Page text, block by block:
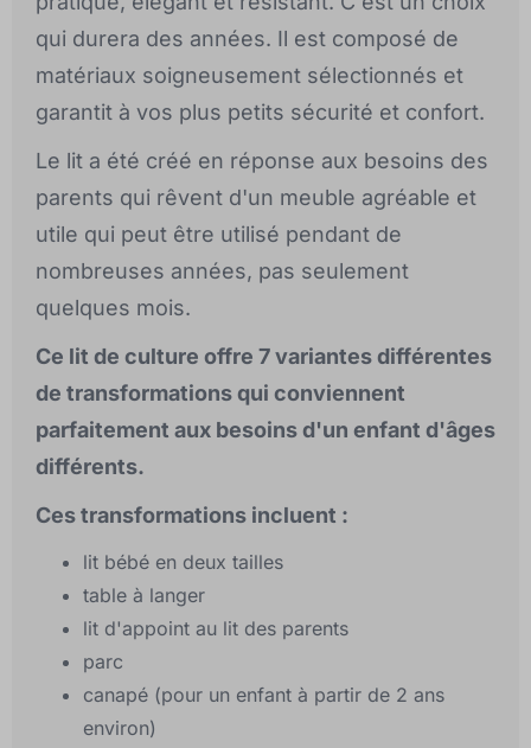
qui durera des années. Il est composé de
matériaux soigneusement sélectionnés et
garantit à vos plus petits sécurité et confort.
Le lit a été créé en réponse aux besoins des
parents qui rêvent d'un meuble agréable et
utile qui peut être utilisé pendant de
nombreuses années, pas seulement
quelques mois.
Ce lit de culture offre 7 variantes différentes
de transformations qui conviennent
parfaitement aux besoins d'un enfant d'âges
différents.
Ces transformations incluent :
lit bébé en deux tailles
table à langer
lit d'appoint au lit des parents
parc
canapé (pour un enfant à partir de 2 ans
environ)